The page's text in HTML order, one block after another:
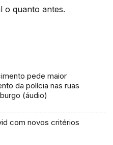
o quanto antes.
pede maior
da polícia nas ruas
(áudio)
com novos critérios